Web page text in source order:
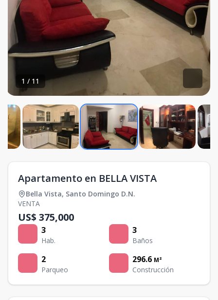
1 / 11
Apartamento en BELLA VISTA
Bella Vista, Santo Domingo D.N.
VENTA
US$ 375,000
3
Hab.
3
Baños
2
Parqueo
296.6 M²
Construcción